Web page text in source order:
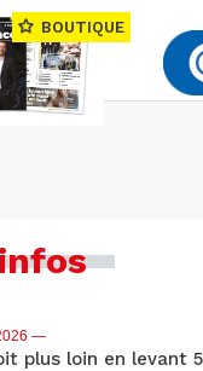
BOUTIQUE
—
plus loin en levant